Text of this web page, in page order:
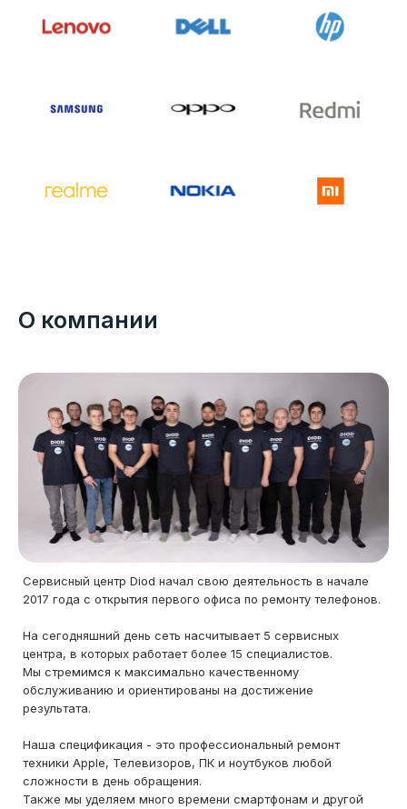
О компании
Сервисный центр Diod начал свою деятельность в начале
2017 года с открытия первого офиса по ремонту телефонов.
На сегодняшний день сеть насчитывает 5 сервисных
центра, в которых работает более 15 специалистов.
Мы стремимся к максимально качественному
обслуживанию и ориентированы на достижение
результата.
Наша спецификация - это профессиональный ремонт
техники Apple, Телевизоров, ПК и ноутбуков любой
сложности в день обращения.
Также мы уделяем много времени смартфонам и другой